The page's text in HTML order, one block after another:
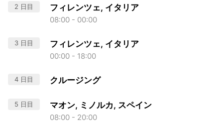
2 日目 フィレンツェ, イタリア
08:00 - 00:00
3 日目 フィレンツェ, イタリア
00:00 - 18:00
4 日目 クルージング
5 日目 マオン, ミノルカ, スペイン
08:00 - 20:00